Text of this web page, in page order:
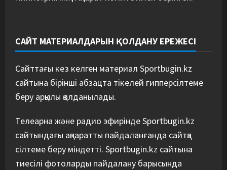
САЙТ МАТЕРИАЛДАРЫН ҚОЛДАНУ ЕРЕЖЕСІ
Сайттағы кез келген материал Sportbugin.kz
сайтына бірінші абзацта тікелей гипперсілтеме
беру арқылы қолданылады.
Телеарна және радио эфирінде Sportbugin.kz
сайтындағы ақпаратты пайдаланғанда сайтқа
сілтеме беру міндетті. Sportbugin.kz сайтына
тиесілі фотоларды пайдалану барысында